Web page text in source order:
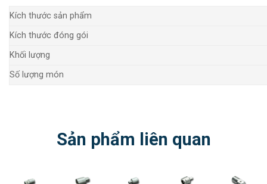
Kích thước sản phẩm
Kích thước đóng gói
Khối lượng
Số lượng món
Sản phẩm liên quan